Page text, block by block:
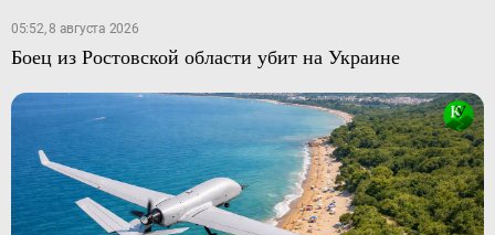
05:52, 8 августа 2026
Боец из Ростовской области убит на Украине